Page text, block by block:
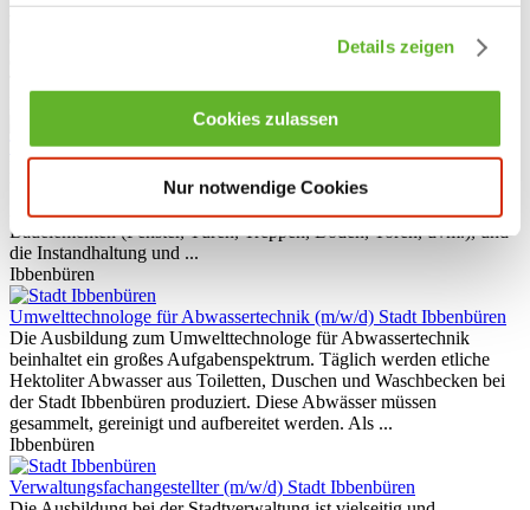
Details zeigen
Cookies zulassen
Nur notwendige Cookies
der Straßen, Wege und Plätze mitarbeiten. Die Ausbildung, die Du
durchläufst, dauert drei Jahre. Sie gliedert sich in einen praktischen
Tischler (m/w/d)Stadt Ibbenbüren
Du interessierst Dich für eine Ausbildung zum/zur Tischler/in? Dann
bist Du bei uns genau richtig. Wir bieten Dir ein umfangreiches
Aufgabengebiet, wie z.B. das Anfertigen von neuen Möbeln und
Bauelementen (Fenster, Türen, Treppen, Böden, Toren, uvm.), und
die Instandhaltung und ...
Ibbenbüren
Umwelttechnologe für Abwassertechnik (m/w/d) Stadt Ibbenbüren
Die Ausbildung zum Umwelttechnologe für Abwassertechnik
beinhaltet ein großes Aufgabenspektrum. Täglich werden etliche
Hektoliter Abwasser aus Toiletten, Duschen und Waschbecken bei
der Stadt Ibbenbüren produziert. Diese Abwässer müssen
gesammelt, gereinigt und aufbereitet werden. Als ...
Ibbenbüren
Verwaltungsfachangestellter (m/w/d) Stadt Ibbenbüren